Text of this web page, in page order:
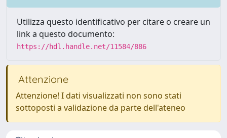
Utilizza questo identificativo per citare o creare un
link a questo documento:
https://hdl.handle.net/11584/886
Attenzione
Attenzione! I dati visualizzati non sono stati
sottoposti a validazione da parte dell'ateneo